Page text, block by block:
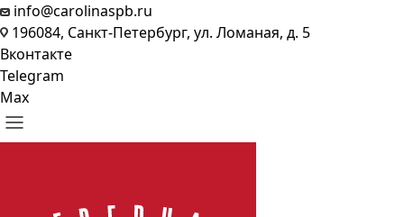
info@carolinaspb.ru
196084, Санкт-Петербург, ул. Ломаная, д. 5
Вконтакте
Telegram
Max